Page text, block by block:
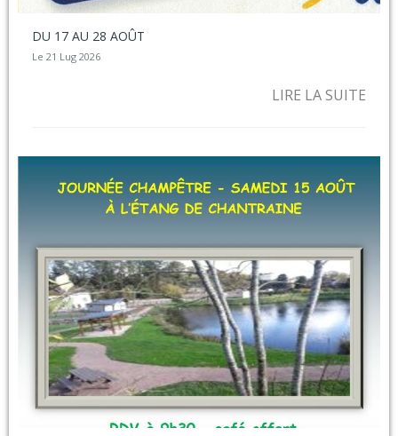
DU 17 AU 28 AOÛT
Le 21 Lug 2026
LIRE LA SUITE